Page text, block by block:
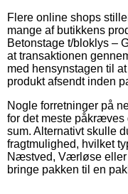
Flere online shops
mange af butikkens
Betonstage t/bloklys –
at transaktionen
med hensynstagen til
produkt afsendt inden
Nogle forretninger på
for det meste påkræves
sum. Alternativt skulle
fragtmulighed, hvilket
Næstved, Værløse eller
bringe pakken til en